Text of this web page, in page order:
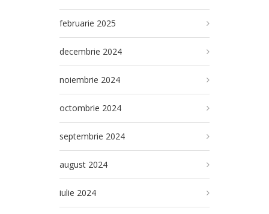
februarie 2025
decembrie 2024
noiembrie 2024
octombrie 2024
septembrie 2024
august 2024
iulie 2024